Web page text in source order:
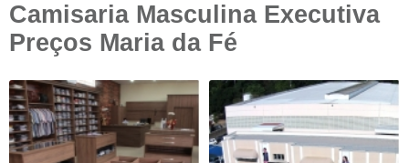
Camisaria Masculina Executiva
Preços Maria da Fé